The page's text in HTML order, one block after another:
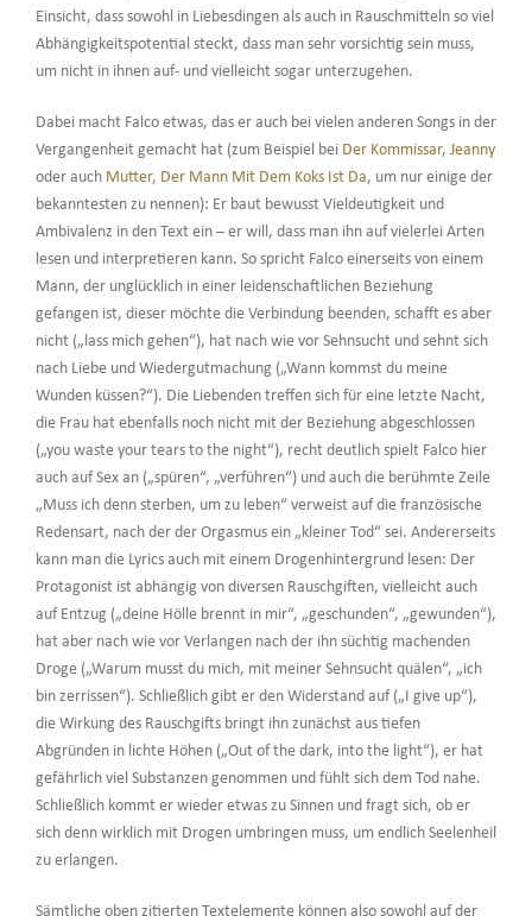
Einsicht, dass sowohl in Liebesdingen als auch in Rauschmitteln so viel
Abhängigkeitspotential steckt, dass man sehr vorsichtig sein muss,
um nicht in ihnen auf- und vielleicht sogar unterzugehen.
Dabei macht Falco etwas, das er auch bei vielen anderen Songs in der
Vergangenheit gemacht hat (zum Beispiel bei Der Kommissar, Jeanny
oder auch Mutter, Der Mann Mit Dem Koks Ist Da, um nur einige der
bekanntesten zu nennen): Er baut bewusst Vieldeutigkeit und
Ambivalenz in den Text ein – er will, dass man ihn auf vielerlei Arten
lesen und interpretieren kann. So spricht Falco einerseits von einem
Mann, der unglücklich in einer leidenschaftlichen Beziehung
gefangen ist, dieser möchte die Verbindung beenden, schafft es aber
nicht („lass mich gehen“), hat nach wie vor Sehnsucht und sehnt sich
nach Liebe und Wiedergutmachung („Wann kommst du meine
Wunden küssen?“). Die Liebenden treffen sich für eine letzte Nacht,
die Frau hat ebenfalls noch nicht mit der Beziehung abgeschlossen
(„you waste your tears to the night“), recht deutlich spielt Falco hier
auch auf Sex an („spüren“, „verführen“) und auch die berühmte Zeile
„Muss ich denn sterben, um zu leben“ verweist auf die französische
Redensart, nach der der Orgasmus ein „kleiner Tod“ sei. Andererseits
kann man die Lyrics auch mit einem Drogenhintergrund lesen: Der
Protagonist ist abhängig von diversen Rauschgiften, vielleicht auch
auf Entzug („deine Hölle brennt in mir“, „geschunden“, „gewunden“),
hat aber nach wie vor Verlangen nach der ihn süchtig machenden
Droge („Warum musst du mich, mit meiner Sehnsucht quälen“, „ich
bin zerrissen“). Schließlich gibt er den Widerstand auf („I give up“),
die Wirkung des Rauschgifts bringt ihn zunächst aus tiefen
Abgründen in lichte Höhen („Out of the dark, into the light“), er hat
gefährlich viel Substanzen genommen und fühlt sich dem Tod nahe.
Schließlich kommt er wieder etwas zu Sinnen und fragt sich, ob er
sich denn wirklich mit Drogen umbringen muss, um endlich Seelenheil
zu erlangen.
Sämtliche oben zitierten Textelemente können also sowohl auf der